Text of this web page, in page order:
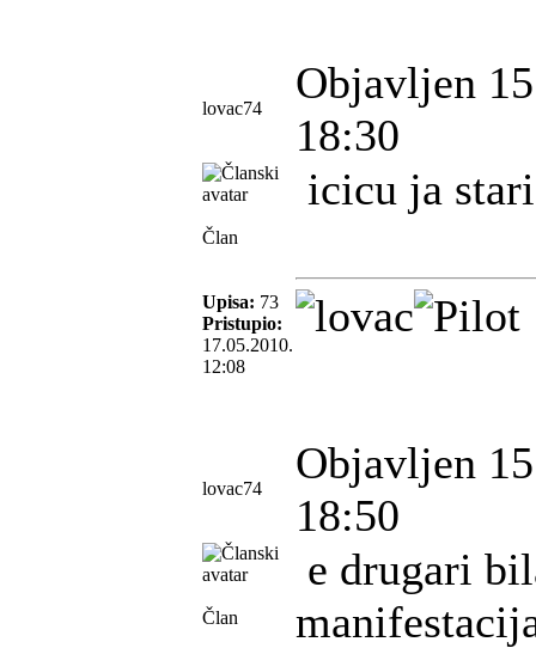
lovac74
Objavljen
18:30
Član
Upisa: 73
Pristupio:
17.05.2010.
12:08
icicu ja stari
lovac74
Objavljen
18:50
Član
e drugari